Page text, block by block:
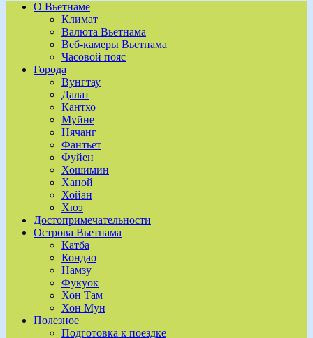
О Вьетнаме
Климат
Валюта Вьетнама
Веб-камеры Вьетнама
Часовой пояс
Города
Вунгтау
Далат
Кантхо
Муйне
Нячанг
Фантьет
Фуйен
Хошимин
Ханой
Хойан
Хюэ
Достопримечательности
Острова Вьетнама
Катба
Кондао
Намзу
Фукуок
Хон Там
Хон Мун
Полезное
Подготовка к поездке